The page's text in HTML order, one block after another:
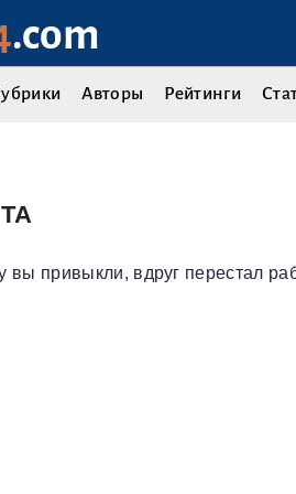
.com
Авторы Рейтинги
вы привыкли, вдруг перестал